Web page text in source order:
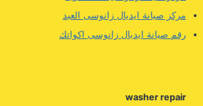
مركز صيانة ايديال زانوسى العبد
رقم صيانة ايديال زانوسى اكواتك
washer repair